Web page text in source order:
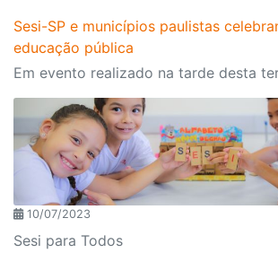
Sesi-SP e municípios paulistas
educação pública
10/07/2023
Sesi para Todos